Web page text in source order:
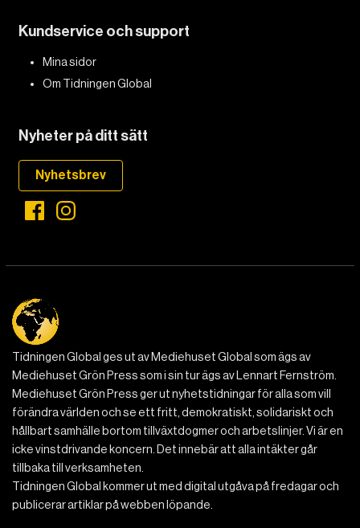
Kundservice och support
Mina sidor
Om Tidningen Global
Nyheter på ditt sätt
Nyhetsbrev
Tidningen Global ges ut av Mediehuset Global som ägs av
Mediehuset Grön Press som i sin tur ägs av Lennart Fernström.
Mediehuset Grön Press ger ut nyhetstidningar för alla som vill
förändra världen och se ett fritt, demokratiskt, solidariskt och
hållbart samhälle bortom tillväxtdogmer och arbetslinjer. Vi är en
icke vinstdrivande koncern. Det innebär att alla intäkter går
tillbaka till verksamheten.
Tidningen Global kommer ut med digital utgåva på fredagar och
publicerar artiklar på webben löpande.